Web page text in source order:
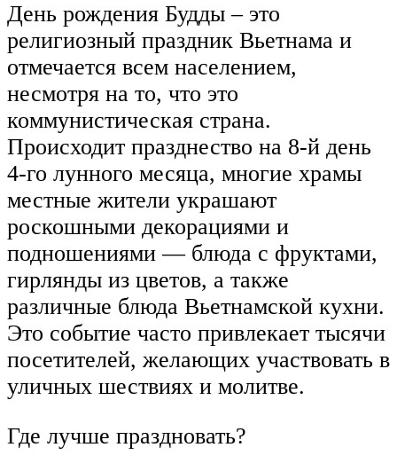
День рождения Будды – это
религиозный праздник Вьетнама и
отмечается всем населением,
несмотря на то, что это
коммунистическая страна.
Происходит празднество на 8-й день
4-го лунного месяца, многие храмы
местные жители украшают
роскошными декорациями и
подношениями — блюда с фруктами,
гирлянды из цветов, а также
различные блюда Вьетнамской кухни.
Это событие часто привлекает тысячи
посетителей, желающих участвовать в
уличных шествиях и молитве.
Где лучше праздновать?